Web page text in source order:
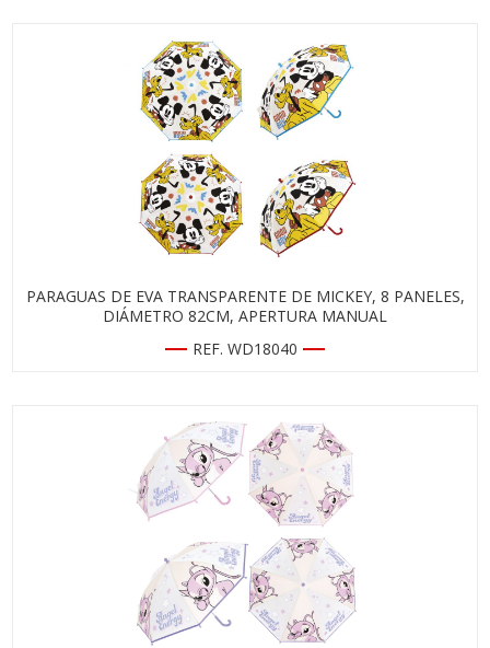
PARAGUAS DE EVA TRANSPARENTE DE MICKEY, 8 PANELES,
DIÁMETRO 82CM, APERTURA MANUAL
REF. WD18040